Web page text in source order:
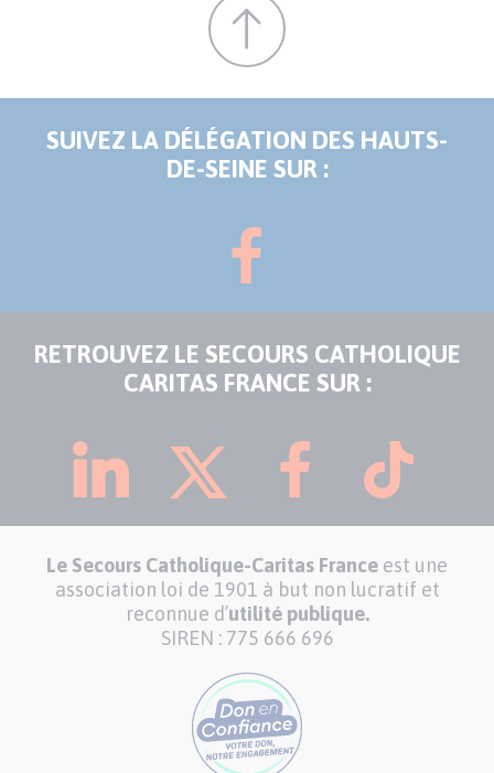
SUIVEZ LA DÉLÉGATION DES HAUTS-
DE-SEINE SUR :
RETROUVEZ LE SECOURS CATHOLIQUE
CARITAS FRANCE SUR :
Le Secours Catholique-Caritas France est une
association loi de 1901 à but non lucratif et
reconnue d’utilité publique.
SIREN : 775 666 696